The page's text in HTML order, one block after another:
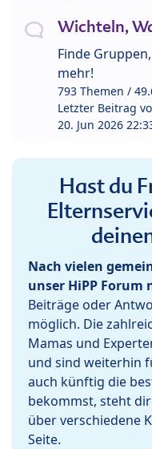
Wichteln,
Finde
mehr!
793 Themen /
Letzter Beitrag
20. Jun 2026
Hast du
Nach vielen
unser HiPP
Beiträge oder
möglich. Die
Mamas und
und sind weiterhin
auch künftig die
bekommst, steht
über verschiedene
Seite.